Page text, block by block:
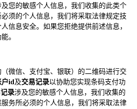
及您的敏感个人信息，我们收集的此类个
须的个人信息，我们将采取法律规定技
信息安全。如果您拒绝提供前述信息，
。
微信、支付宝、银联）的二维码进行交
户id及交易记录以协助您实现条码支付功
录涉及您的敏感个人信息，我们收集的
务所必须的个人信息，我们将采取法律